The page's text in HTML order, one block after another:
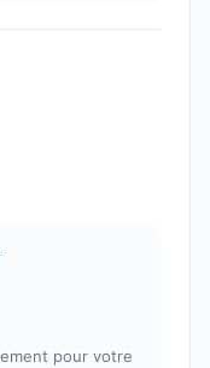
pour votre